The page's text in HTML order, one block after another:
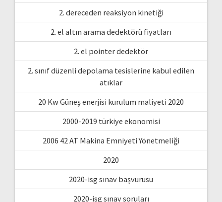
2. dereceden reaksiyon kinetiği
2. el altın arama dedektörü fiyatları
2. el pointer dedektör
2. sınıf düzenli depolama tesislerine kabul edilen
atıklar
20 Kw Güneş enerjisi kurulum maliyeti 2020
2000-2019 türkiye ekonomisi
2006 42 AT Makina Emniyeti Yönetmeliği
2020
2020-isg sınav başvurusu
2020-isg sınav soruları